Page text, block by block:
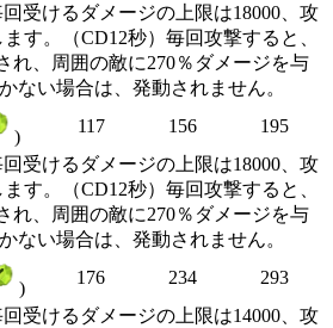
受けるダメージの上限は18000、攻
す。（CD12秒）毎回攻撃すると、
れ、周囲の敵に270％ダメージを与
ない場合は、発動されません。
)
117 156
195
受けるダメージの上限は18000、攻
す。（CD12秒）毎回攻撃すると、
れ、周囲の敵に270％ダメージを与
ない場合は、発動されません。
)
176 234
293
受けるダメージの上限は14000、攻